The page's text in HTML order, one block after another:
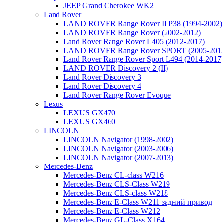
JEEP Grand Cherokee WK2
Land Rover
LAND ROVER Range Rover II P38 (1994-2002)
LAND ROVER Range Rover (2002-2012)
Land Rover Range Rover L405 (2012-2017)
LAND ROVER Range Rover SPORT (2005-
Land Rover Range Rover Sport L494 (2014-
LAND ROVER Discovery 2 (II)
Land Rover Discovery 3
Land Rover Discovery 4
Land Rover Range Rover Evoque
Lexus
LEXUS GX470
LEXUS GX460
LINCOLN
LINCOLN Navigator (1998-2002)
LINCOLN Navigator (2003-2006)
LINCOLN Navigator (2007-2013)
Mercedes-Benz
Mercedes-Benz CL-class W216
Mercedes-Benz CLS-Class W219
Mercedes-Benz CLS-class W218
Mercedes-Benz E-Class W211 задний привод
Mercedes-Benz E-Class W212
Mercedes-Benz GL-Class X164